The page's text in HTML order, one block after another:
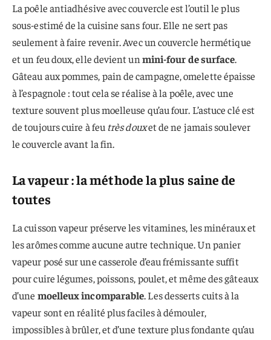
La poêle antiadhésive avec couvercle est l’outil le plus
sous-estimé de la cuisine sans four. Elle ne sert pas
seulement à faire revenir. Avec un couvercle hermétique
et un feu doux, elle devient un mini-four de surface.
Gâteau aux pommes, pain de campagne, omelette épaisse
à l’espagnole : tout cela se réalise à la poêle, avec une
texture souvent plus moelleuse qu’au four. L’astuce clé est
de toujours cuire à feu très douxet de ne jamais soulever
le couvercle avant la fin.
La vapeur : la méthode la plus saine de
toutes
La cuisson vapeur préserve les vitamines, les minéraux et
les arômes comme aucune autre technique. Un panier
vapeur posé sur une casserole d’eau frémissante suffit
pour cuire légumes, poissons, poulet, et même des gâteaux
d’une moelleux incomparable. Les desserts cuits à la
vapeur sont en réalité plus faciles à démouler,
impossibles à brûler, et d’une texture plus fondante qu’au